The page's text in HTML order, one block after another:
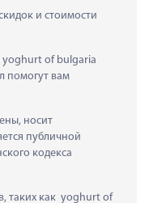
и стоимости
yoghurt of bulgaria
помогут вам
носит
публичной
кодекса
таких как  yoghurt of